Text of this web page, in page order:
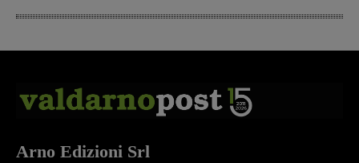
Arno Edizioni Srl